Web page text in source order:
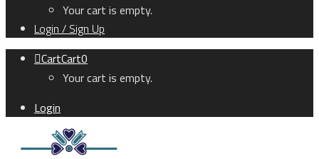
Your cart is empty.
Login / Sign Up
CartCart0
Your cart is empty.
Login